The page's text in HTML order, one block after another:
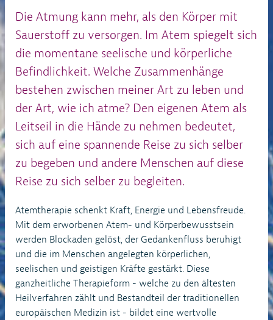
Die Atmung kann mehr, als den Körper mit
Sauerstoff zu versorgen. Im Atem spiegelt sich
die momentane seelische und körperliche
Befindlichkeit. Welche Zusammenhänge
bestehen zwischen meiner Art zu leben und
der Art, wie ich atme? Den eigenen Atem als
Leitseil in die Hände zu nehmen bedeutet,
sich auf eine spannende Reise zu sich selber
zu begeben und andere Menschen auf diese
Reise zu sich selber zu begleiten.
Atemtherapie schenkt Kraft, Energie und Lebensfreude.
Mit dem erworbenen Atem- und Körperbewusstsein
werden Blockaden gelöst, der Gedankenfluss beruhigt
und die im Menschen angelegten körperlichen,
seelischen und geistigen Kräfte gestärkt. Diese
ganzheitliche Therapieform - welche zu den ältesten
Heilverfahren zählt und Bestandteil der traditionellen
europäischen Medizin ist - bildet eine wertvolle